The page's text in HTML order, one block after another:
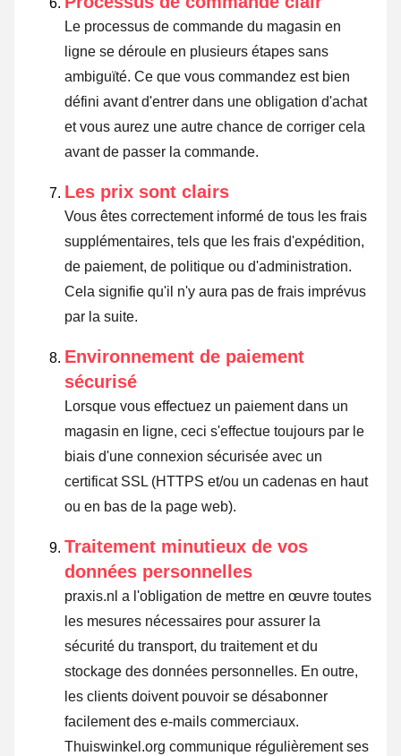
Le processus de commande du magasin en
ligne se déroule en plusieurs étapes sans
ambiguïté. Ce que vous commandez est bien
défini avant d'entrer dans une obligation d'achat
et vous aurez une autre chance de corriger cela
avant de passer la commande.
Les prix sont clairs
Vous êtes correctement informé de tous les frais
supplémentaires, tels que les frais d'expédition,
de paiement, de politique ou d'administration.
Cela signifie qu'il n'y aura pas de frais imprévus
par la suite.
Environnement de paiement
sécurisé
Lorsque vous effectuez un paiement dans un
magasin en ligne, ceci s'effectue toujours par le
biais d'une connexion sécurisée avec un
certificat SSL (HTTPS et/ou un cadenas en haut
ou en bas de la page web).
Traitement minutieux de vos
données personnelles
praxis.nl a l'obligation de mettre en œuvre toutes
les mesures nécessaires pour assurer la
sécurité du transport, du traitement et du
stockage des données personnelles. En outre,
les clients doivent pouvoir se désabonner
facilement des e-mails commerciaux.
Thuiswinkel.org communique régulièrement ses